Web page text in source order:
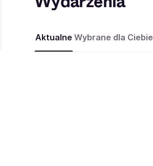
Aktualne Wybrane dla Ciebie